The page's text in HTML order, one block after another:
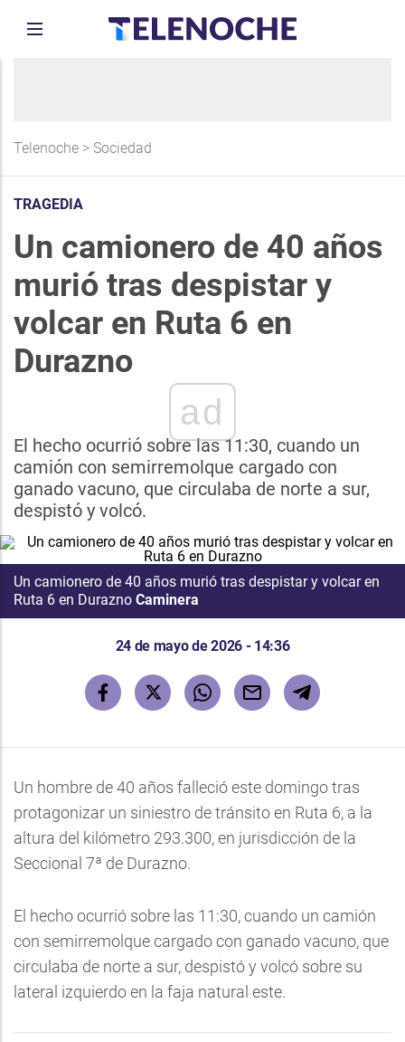
Telenoche > Sociedad
TRAGEDIA
Un camionero de 40 años
murió tras despistar y
volcar en Ruta 6 en
Durazno
ad
El hecho ocurrió sobre las 11:30, cuando un
camión con semirremolque cargado con
ganado vacuno, que circulaba de norte a sur,
despistó y volcó.
Un camionero de 40 años murió tras despistar y volcar en
Ruta 6 en Durazno Caminera
24 de mayo de 2026 - 14:36
Un hombre de 40 años falleció este domingo tras
protagonizar un siniestro de tránsito en Ruta 6, a la
altura del kilómetro 293.300, en jurisdicción de la
Seccional 7ª de Durazno.
El hecho ocurrió sobre las 11:30, cuando un camión
con semirremolque cargado con ganado vacuno, que
circulaba de norte a sur, despistó y volcó sobre su
lateral izquierdo en la faja natural este.